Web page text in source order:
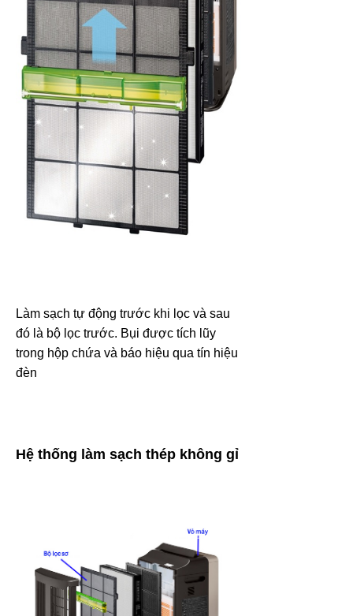
Làm sạch tự động trước khi lọc và sau
đó là bộ lọc trước. Bụi được tích lũy
trong hộp chứa và báo hiệu qua tín hiệu
đèn
Hệ thống làm sạch thép không gỉ